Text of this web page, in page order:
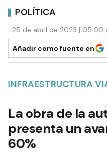
POLÍTICA
25 de abril de 2023 | 05:00
Añadir como fuente en
INFRAESTRUCTURA
La obra de la
presenta un
60%